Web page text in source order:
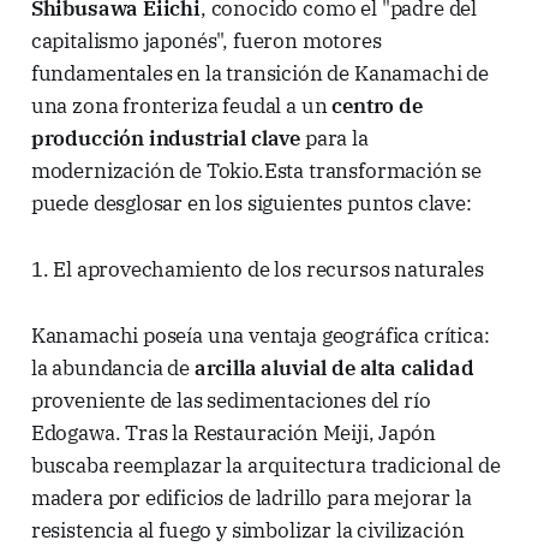
Shibusawa Eiichi, conocido como el "padre del
capitalismo japonés", fueron motores
fundamentales en la transición de Kanamachi de
una zona fronteriza feudal a uncentro de
producción industrial clavepara la
modernización de Tokio.Esta transformación se
puede desglosar en los siguientes puntos clave:
1. El aprovechamiento de los recursos naturales
Kanamachi poseía una ventaja geográfica crítica:
la abundancia dearcilla aluvial de alta calidad
proveniente de las sedimentaciones del río
Edogawa. Tras la Restauración Meiji, Japón
buscaba reemplazar la arquitectura tradicional de
madera por edificios de ladrillo para mejorar la
resistencia al fuego y simbolizar la civilización